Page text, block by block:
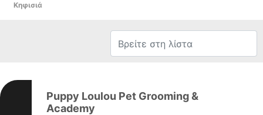
Κηφισιά
Puppy Loulou Pet Grooming &
Academy